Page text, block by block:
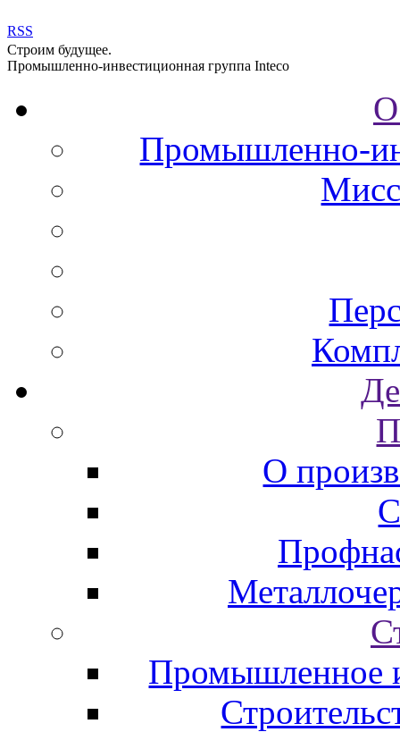
RSS
Строим будущее.
Промышленно-инвестиционная группа Inteco
Промышленно-
О
Промышленное